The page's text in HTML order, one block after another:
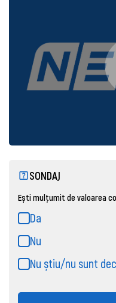
SONDAJ
Ești mulțumit de valoarea
Da
Nu
Nu știu/nu sunt